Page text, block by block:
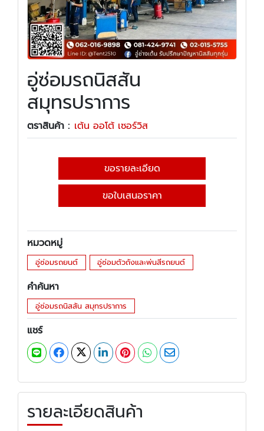
อู่ซ่อมรถนิสสัน
สมุทรปราการ
ตราสินค้า : เต้น ออโต้ เซอร์วิส
ขอรายละเอียด
ขอใบเสนอราคา
หมวดหมู่
อู่ซ่อมรถยนต์ อู่ซ่อมตัวถังและพ่นสีรถยนต์
คำค้นหา
อู่ซ่อมรถนิสสัน สมุทรปราการ
แชร์
รายละเอียดสินค้า